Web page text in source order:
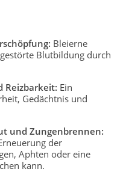
Bleierne
Blutbildung durch
Reizbarkeit: Ein
Gedächtnis und
und Zungenbrennen:
der
Aphten oder eine
kann.